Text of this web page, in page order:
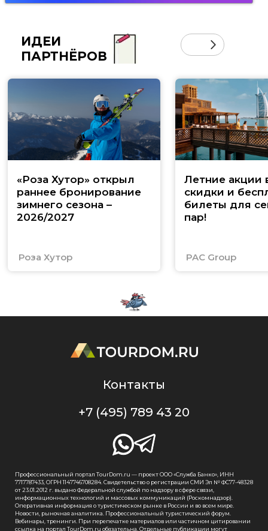
ИДЕИ
ПАРТНЁРОВ
«Роза Хутор» открыл
раннее бронирование
зимнего сезона –
2026/2027
Роза Хутор
Летние акции
скидки и
билеты для
пар!
PAC Group
Контакты
+7 (495) 789 43 20
Профессиональный портал TourDom.ru — проект ООО «Служба Банко», ИНН
7717787433, ОГРН 1147746708284. Свидетельство о регистрации СМИ Эл № ФС77-48328
от 23.01.2012 г. выдано Федеральной службой по надзору в сфере связи,
информационных технологий и массовых коммуникаций (Роскомнадзор).
Оперативная информация о туристическом рынке в России и во всем мире.
Новости, рыночная аналитика. Профессиональный туристический форум.
Вебинары, тренинги. При перепечатке материалов или частичном цитировании
ссылка на портал TourDom.ru обязательна. Отдельные публикации могут